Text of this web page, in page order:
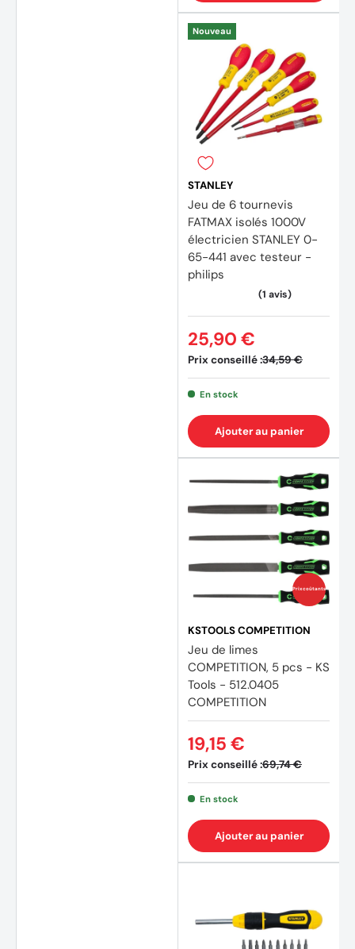
Nouveau
STANLEY
Jeu de 6 tournevis
FATMAX isolés 1000V
électricien STANLEY 0-
65-441 avec testeur -
philips
Prix conseillé :34,59 €
25,90 €
En stock
Ajouter au panier
Prix coûtants
KSTOOLS COMPETITION
Jeu de limes
COMPETITION, 5 pcs - KS
Tools - 512.0405
COMPETITION
Prix conseillé :69,74 €
19,15 €
En stock
Ajouter au panier